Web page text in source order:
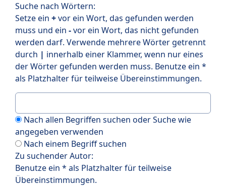
Suche nach Wörtern:
Setze ein +vor ein Wort, das gefunden werden
muss und ein -vor ein Wort, das nicht gefunden
werden darf. Verwende mehrere Wörter getrennt
durch | innerhalb einer Klammer, wenn nur eines
der Wörter gefunden werden muss. Benutze ein *
als Platzhalter für teilweise Übereinstimmungen.
Nach allen Begriffen suchen oder Suche wie
angegeben verwenden
Nach einem Begriff suchen
Zu suchender Autor:
Benutze ein * als Platzhalter für teilweise
Übereinstimmungen.